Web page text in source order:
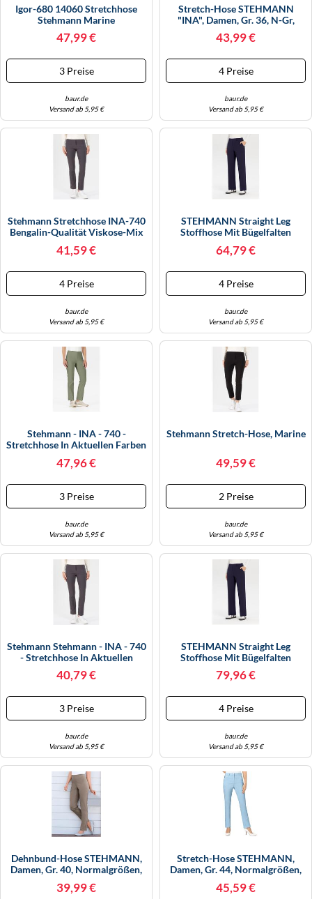
Igor-680 14060 Stretchhose
Stehmann Marine
4Y539/70X48
47,99 €
3 Preise
baur.de
Versand ab 5,95 €
Stretch-Hose STEHMANN
"INA", Damen, Gr. 36, N-Gr,
Vetiver, Web, Obermaterial:
72% Viskose, 25% Polyamid, 3%
Knöchellang, Hosen, Mit Stretch
(91342420-36) Vetiver
43,99 €
4 Preise
baur.de
Versand ab 5,95 €
Stehmann Stretchhose INA-740
Bengalin-Qualität Viskose-Mix
41,59 €
4 Preise
baur.de
Versand ab 5,95 €
STEHMANN Straight Leg
Stoffhose Mit Bügelfalten
36
64,79 €
4 Preise
baur.de
Versand ab 5,95 €
Stehmann - INA - 740 -
Stretchhose In Aktuellen Farben
47,96 €
3 Preise
baur.de
Versand ab 5,95 €
Stehmann Stretch-Hose, Marine
49,59 €
2 Preise
baur.de
Versand ab 5,95 €
Stehmann Stehmann - INA - 740
- Stretchhose In Aktuellen
Farben 42 Grau
40,79 €
3 Preise
baur.de
Versand ab 5,95 €
STEHMANN Straight Leg
Stoffhose Mit Bügelfalten
Modell 'Fenja' In Marine, Größe
38
79,96 €
4 Preise
baur.de
Versand ab 5,95 €
Dehnbund-Hose STEHMANN,
Damen, Gr. 40, Normalgrößen,
Polyamid, 3% Elasthan,
39,99 €
Stretch-Hose STEHMANN,
Damen, Gr. 44, Normalgrößen,
Polyamid, 3% Elasthan,
45,59 €